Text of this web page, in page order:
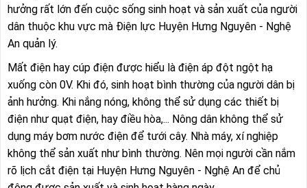
hưởng rất lớn đến cuộc sống sinh hoạt và sản xuất của người
dân thuộc khu vực mà Điện lực Huyện Hưng Nguyên - Nghệ
An quản lý.
Mất điện hay cúp điện được hiểu là điện áp đột ngột hạ
xuống còn 0V. Khi đó, sinh hoạt bình thường của người dân bị
ảnh hưởng. Khi nắng nóng, không thể sử dụng các thiết bị
điện như quạt điện, hay điều hòa,... Nông dân không thể sử
dụng máy bơm nước điện để tưới cây. Nhà máy, xí nghiệp
không thể sản xuất như bình thường. Nên mọi người cần nắm
rõ lịch cắt điện tại Huyện Hưng Nguyên - Nghệ An để chủ